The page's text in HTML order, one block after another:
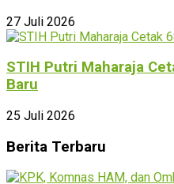
27 Juli 2026
STIH Putri Maharaja
Baru
25 Juli 2026
Berita Terbaru